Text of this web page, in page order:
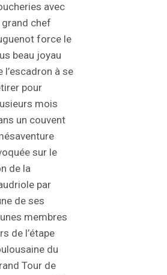
avec
grand chef
force le
beau joyau
l’escadron à se
pour
mois
un couvent
sur le
de la
par
de ses
membres
de l’étape
du
Tour de